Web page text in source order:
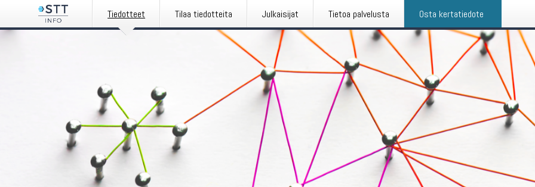
Tiedotteet Tilaa tiedotteita Julkaisijat Tietoa palvelusta Osta kertatiedote